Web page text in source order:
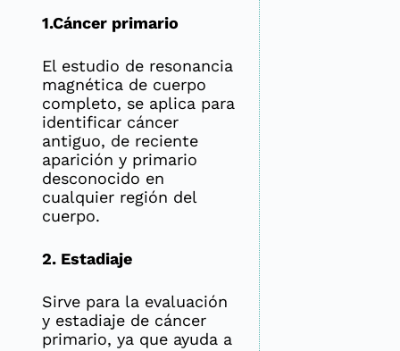
1.Cáncer primario
El estudio de resonancia
magnética de cuerpo
completo, se aplica para
identificar cáncer
antiguo, de reciente
aparición y primario
desconocido en
cualquier región del
cuerpo.
2. Estadiaje
Sirve para la evaluación
y estadiaje de cáncer
primario, ya que ayuda a